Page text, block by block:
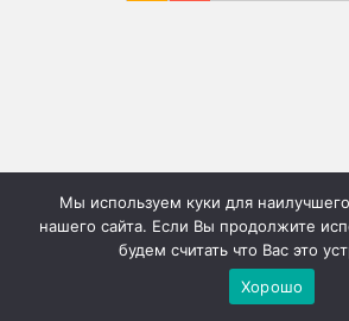
©2026г. "Сию" Сервис
Меню
Мы используем куки для
нашего сайта. Если Вы продолжите
будем считать что Вас это
Хорошо